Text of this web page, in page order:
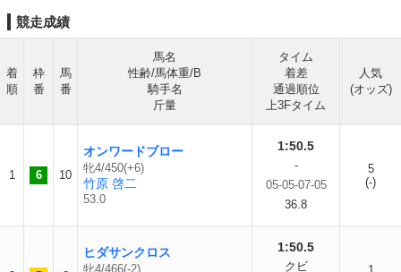
競走成績
着
順
枠
番
馬
番
馬名
性齢/馬体重/B
騎手名
斤量
タイム
着差
通過順位
上3Fタイム
人気
(オッズ)
1 6 10
オンワードブロー
牝4/450(+6)
竹原 啓二
53.0
1:50.5
-
05-05-07-05
36.8
5
(-)
ヒダサンクロス
牝4/466(-2)
1:50.5
クビ